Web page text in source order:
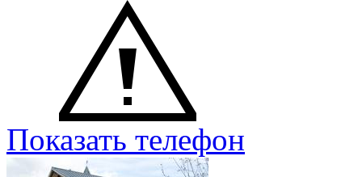
Показать телефон